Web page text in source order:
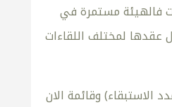
فالهيئة مستمرة في
عقدها لمختلف اللقاءات
مدد الاستبقاء) وقائمة الان